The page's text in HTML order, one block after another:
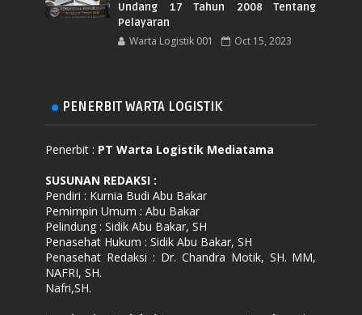
Undang 17 Tahun 2008 Tentang
Pelayaran
Warta Logistik 001 Oct 15, 2023
PENERBIT WARTA LOGISTIK
Penerbit : PT Warta Logistik Mediatama
SUSUNAN REDAKSI :
Pendiri : Kurnia Budi Abu Bakar
Pemimpin Umum : Abu Bakar
Pelindung : Sidik Abu Bakar, SH
Penasehat Hukum : Sidik Abu Bakar, SH
Penasehat Redaksi : Dr. Chandra Motik, SH. MM,
NAFRI, SH.
Nafri,SH.